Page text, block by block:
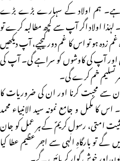
ہم اولاد کے سہارے بڑے بڑے
اولاد اگر آپ سے کچھ مطالبہ کرے تو
زدہ ہو تو اس کا غم دور کیجیے، آپ دیکھیں
آپ کی کاوشوں کو سراہے گی۔ آپ کی
خم کرے گی۔
ان سے محبت کرنا اور ان کی ضروریات کا
مکمل و جامع نمونہ سید الانبیاء محمد
امتی، رسول کریمؐ کے ہر عمل کو جان
تو بارگاہِ الٰہی سے اجر عظیم عطا کیا
اور خوش گوار کر پائیں گے۔